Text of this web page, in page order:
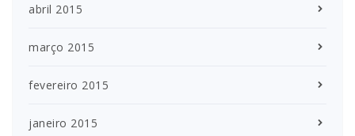
abril 2015
março 2015
fevereiro 2015
janeiro 2015